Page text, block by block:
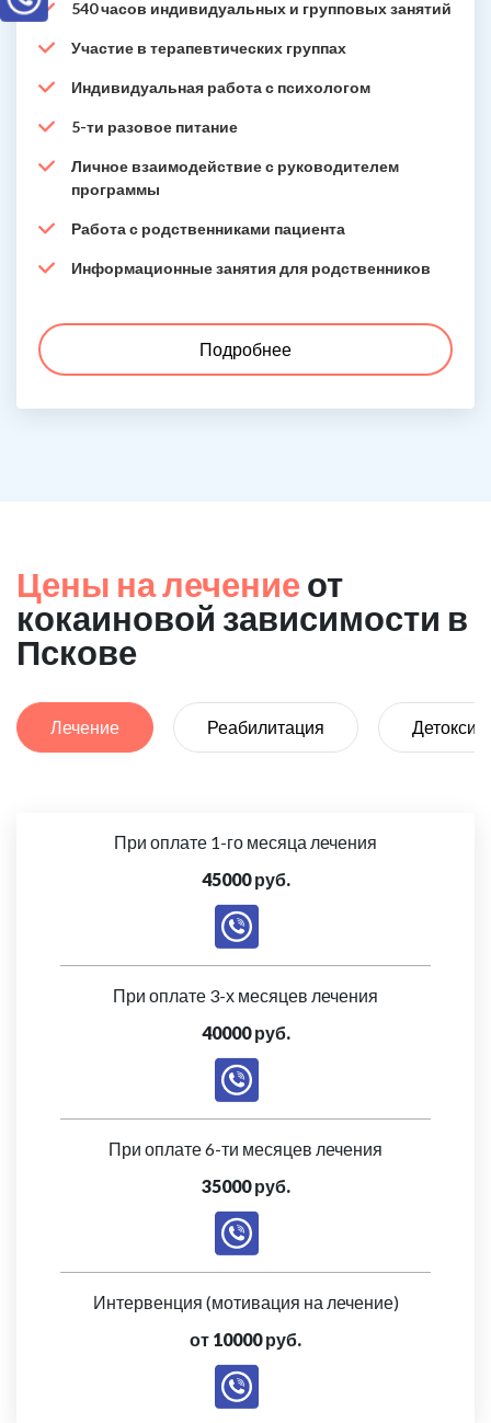
540 часов индивидуальных и групповых занятий
Участие в терапевтических группах
Индивидуальная работа с психологом
5-ти разовое питание
Личное взаимодействие с руководителем
программы
Работа с родственниками пациента
Информационные занятия для родственников
Подробнее
Цены на лечение от
кокаиновой зависимости в
Пскове
Лечение Реабилитация
При оплате 1-го месяца лечения
45000 руб.
При оплате 3-х месяцев лечения
40000 руб.
При оплате 6-ти месяцев лечения
35000 руб.
Интервенция (мотивация на лечение)
от 10000 руб.